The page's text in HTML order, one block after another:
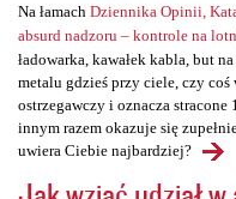
Na łamach Dziennika Opinii,
absurd nadzoru – kontrole na
ładowarka, kawałek kabla, but
metalu gdzieś przy ciele, czy coś
ostrzegawczy i oznacza
innym razem okazuje się
uwiera Ciebie najbardziej?